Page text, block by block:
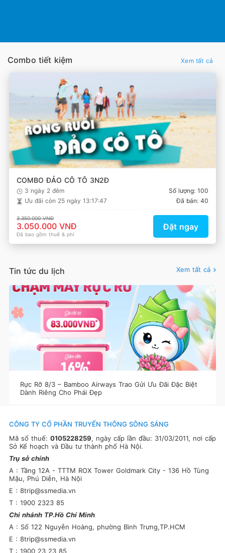
Combo tiết kiệm Xem tất cả
COMBO ĐẢO CÔ TÔ 3N2Đ
3 ngày 2 đêm
Số lượng: 100
Ưu đãi còn 25 ngày 13:17:47 Đã bán: 40
3.350.000 VNĐ
3.050.000 VNĐ
Đã bao gồm thuế & phí
Đặt ngay
Tin tức du lịch Xem tất cả
Rực Rỡ 8/3 – Bamboo Airways Trao Gửi Ưu Đãi Đặc Biệt
Dành Riêng Cho Phái Đẹp
CÔNG TY CỔ PHẦN TRUYỂN THÔNG SÔNG SÁNG
Mã số thuế: 0105228259, ngày cấp lần đầu: 31/03/2011, nơi cấp
Sở Kế hoạch và Đầu tư thành phố Hà Nội.
Trụ sở chính
A : Tầng 12A - TTTM ROX Tower Goldmark City - 136 Hồ Tùng
Mậu, Phú Diễn, Hà Nội
E : 8trip@ssmedia.vn
T : 1900 2323 85
Chi nhánh TP.Hồ Chí Minh
A : Số 122 Nguyễn Hoàng, phường Bình Trưng,TP.HCM
E : 8trip@ssmedia.vn
T : 1900 23 23 85